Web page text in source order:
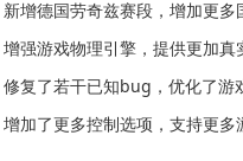
新增德国劳奇兹赛段，增加更多
增强游戏物理引擎，提供更加真
修复了若干已知bug，优化了游
增加了更多控制选项，支持更多